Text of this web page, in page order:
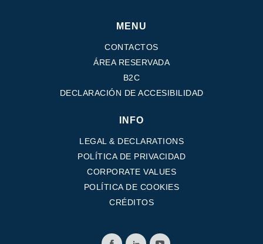
MENU
CONTACTOS
ÁREA RESERVADA
B2C
DECLARACIÓN DE ACCESIBILIDAD
INFO
LEGAL & DECLARATIONS
POLÍTICA DE PRIVACIDAD
CORPORATE VALUES
POLÍTICA DE COOKIES
CRÉDITOS